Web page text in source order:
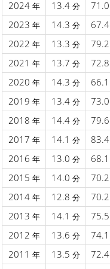
2024 年 13.4 分 71.0
2023 年 14.3 分 67.4
2022 年 13.3 分 79.2
2021 年 13.7 分 72.8
2020 年 14.3 分 66.1
2019 年 13.4 分 73.0
2018 年 14.4 分 79.6
2017 年 14.1 分 83.4
2016 年 13.0 分 68.1
2015 年 14.0 分 70.2
2014 年 12.8 分 70.2
2013 年 14.1 分 75.5
2012 年 13.6 分 74.1
2011 年 13.5 分 72.4